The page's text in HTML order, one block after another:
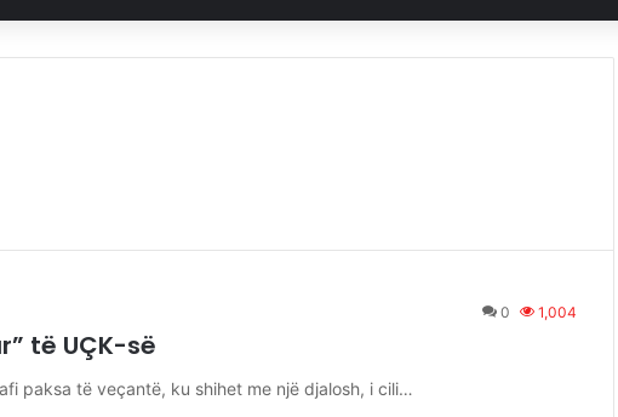
0 1,004
të UÇK-së
paksa të veçantë, ku shihet me një djalosh, i cili…